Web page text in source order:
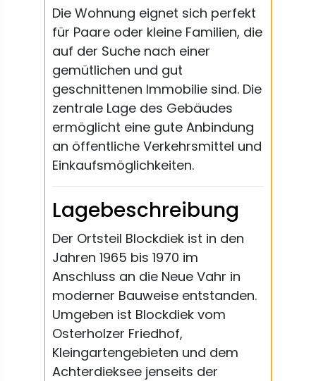
Die Wohnung eignet sich perfekt
für Paare oder kleine Familien, die
auf der Suche nach einer
gemütlichen und gut
geschnittenen Immobilie sind. Die
zentrale Lage des Gebäudes
ermöglicht eine gute Anbindung
an öffentliche Verkehrsmittel und
Einkaufsmöglichkeiten.
Lagebeschreibung
Der Ortsteil Blockdiek ist in den
Jahren 1965 bis 1970 im
Anschluss an die Neue Vahr in
moderner Bauweise entstanden.
Umgeben ist Blockdiek vom
Osterholzer Friedhof,
Kleingartengebieten und dem
Achterdieksee jenseits der